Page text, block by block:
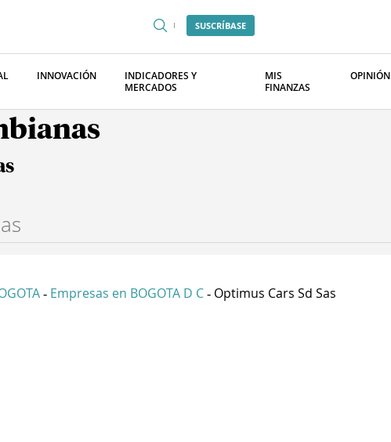
SUSCRÍBASE
INNOVACIÓN
INDICADORES Y
MERCADOS
MIS
FINANZAS
OPINIÓN
- Empresas en BOGOTA D C - Optimus Cars Sd Sas